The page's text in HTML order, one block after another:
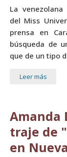
La
del Miss
prensa en
búsqueda de
que de un tipo
Leer más
Amanda
traje de
en